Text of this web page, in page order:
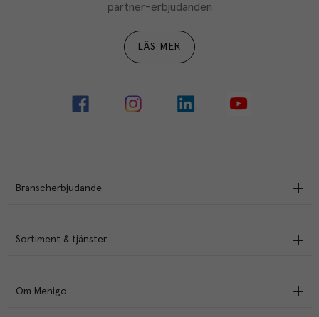
partner-erbjudanden
LÄS MER
Branscherbjudande
Sortiment & tjänster
Om Menigo